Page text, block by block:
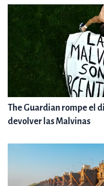
The Guardian rompe el
devolver las Malvinas